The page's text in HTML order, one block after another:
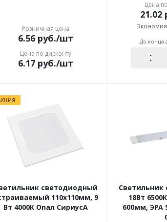
Розничная цена
6.56 руб./шт
Цена по дисконту
6.17 руб./шт
Цена
21.02
Экономия
До конца
светодиодный
110х110мм, 9
Вт 4000К Опал СириусА
18Вт
600мм, ЭРА